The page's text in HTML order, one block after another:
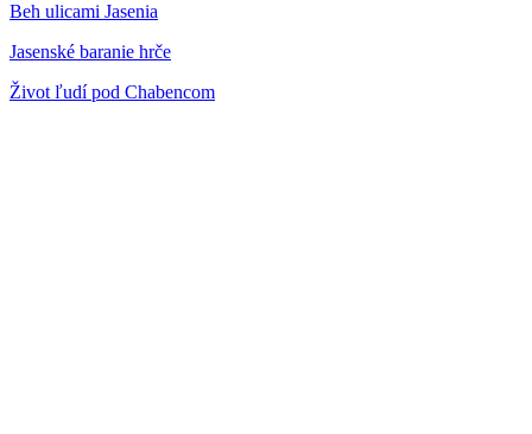
Beh ulicami Jasenia
Jasenské baranie hrče
Život ľudí pod Chabencom